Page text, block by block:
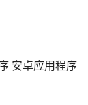
安卓应用程序